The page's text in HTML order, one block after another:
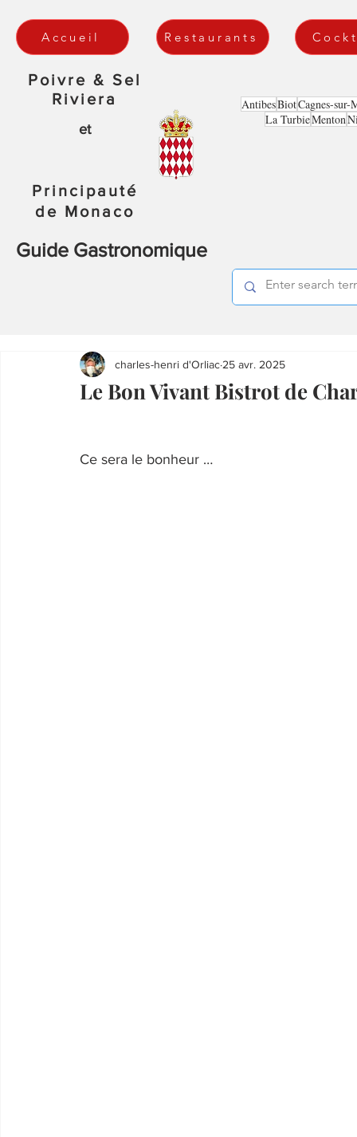
Accueil Restaurants
Poivre & Sel
Riviera
et
Principauté
de Monaco
Guide Gastronomique
AntibesBiotCagnes-sur-
La TurbieMenton
Le Bon Vivant Bistrot de
charles-henri d'Orliac 25 avr. 2025
Ce sera le bonheur …